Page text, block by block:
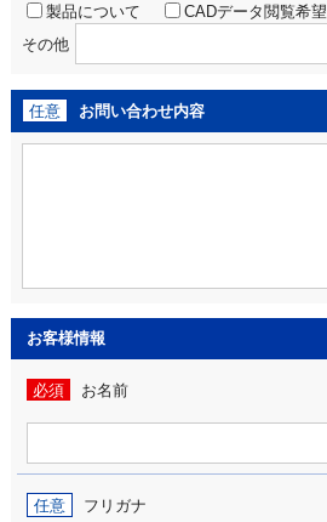
製品について CADデータ閲覧希望
その他
任意 お問い合わせ内容
お客様情報
必須 お名前
任意 フリガナ